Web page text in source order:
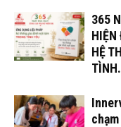
365
HIỆN
HỆ